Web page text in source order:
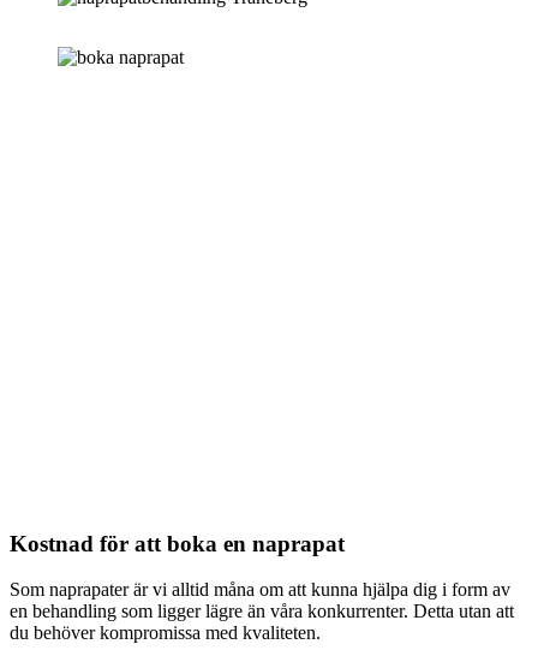
Kostnad för att boka en naprapat
Som naprapater är vi alltid måna om att kunna hjälpa dig i form av
en behandling som ligger lägre än våra konkurrenter. Detta utan att
du behöver kompromissa med kvaliteten.